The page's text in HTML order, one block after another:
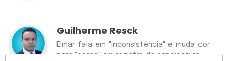
Guilherme Resck
Elmar fala em "inconsistência" e muda cor
para "pardo" em registro de candidatura